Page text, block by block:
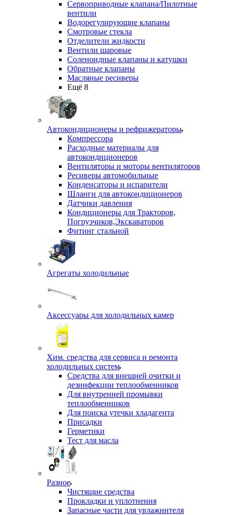
Сервоприводные клапана/Пилотные
вентили
Водорегулирующие клапаны
Смотровые стекла
Отделители жидкости
Вентили шаровые
Соленоидные клапаны и катушки
Обратные клапаны
Масляные ресиверы
Ещё 8
Автокондиционеры и рефрижераторы
Компрессора
Расходные материалы для
автокондиционеров
Вентиляторы и моторы вентиляторов
Ресиверы автомобильные
Конденсаторы и испарители
Шланги для автокондиционеров
Датчики давления
Кондиционеры для Тракторов,
Погрузчиков,Экскаваторов
Фитинг стальной
Агрегаты холодильные
Аксессуары для холодильных камер
Хим. средства для сервиса и ремонта
холодильных систем
Средства для внешней очитки и
дезинфекции теплообменников
Для внутренней промывки
теплообменников
Для поиска утечки хладагента
Присадки
Герметики
Тест для масла
Разное
Чистящие средства
Прокладки и уплотнения
Запасные части для увлажнителя